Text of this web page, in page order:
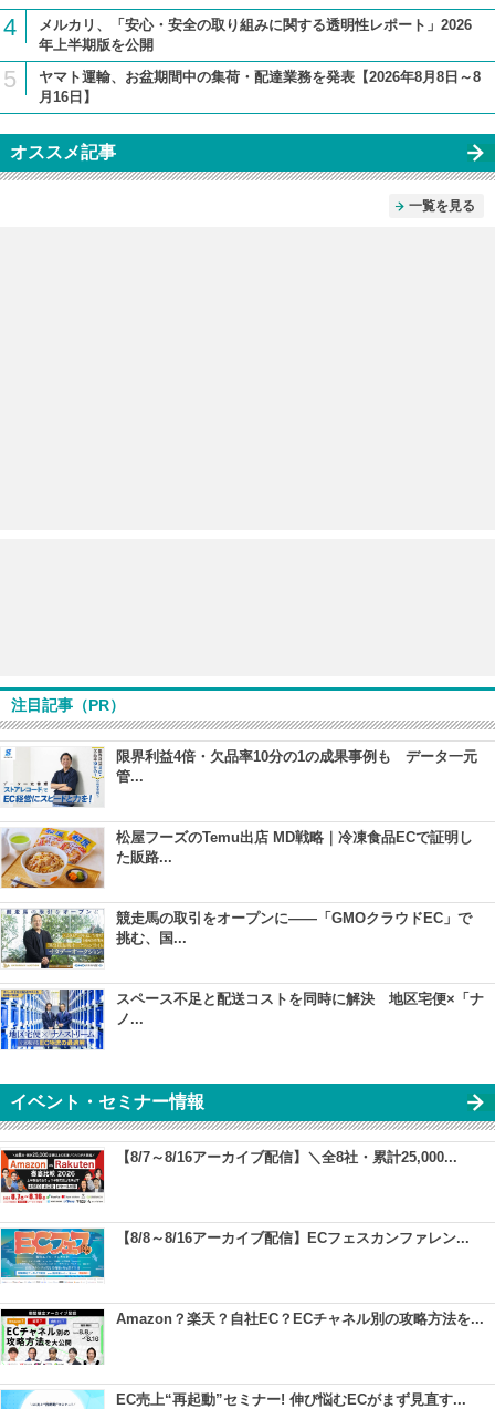
4
メルカリ、「安心・安全の取り組みに関する透明性レポート」2026
年上半期版を公開
5
ヤマト運輸、お盆期間中の集荷・配達業務を発表【2026年8月8日～8
月16日】
オススメ記事
一覧を見る
注目記事（PR）
限界利益4倍・欠品率10分の1の成果事例も データ一元
管...
松屋フーズのTemu出店 MD戦略｜冷凍食品ECで証明し
た販路...
競走馬の取引をオープンに――「GMOクラウドEC」で
挑む、国...
スペース不足と配送コストを同時に解決 地区宅便×「ナ
ノ...
イベント・セミナー情報
【8/7～8/16アーカイブ配信】＼全8社・累計25,000...
【8/8～8/16アーカイブ配信】ECフェスカンファレン...
Amazon？楽天？自社EC？ECチャネル別の攻略方法を...
EC売上“再起動”セミナー! 伸び悩むECがまず見直す...